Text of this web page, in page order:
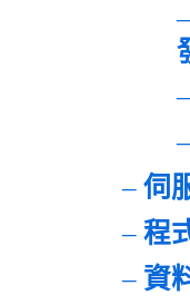
伺
程
資